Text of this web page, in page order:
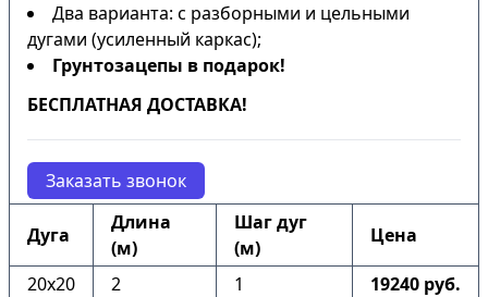
Два варианта: с разборными и цельными
дугами (усиленный каркас);
Грунтозацепы в подарок!
БЕСПЛАТНАЯ ДОСТАВКА!
Заказать звонок
Дуга
Длина
(м)
Шаг дуг
(м)
Цена
20х20 2 1
19240 руб.